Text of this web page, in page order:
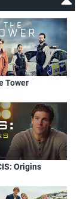
Tower
Origins